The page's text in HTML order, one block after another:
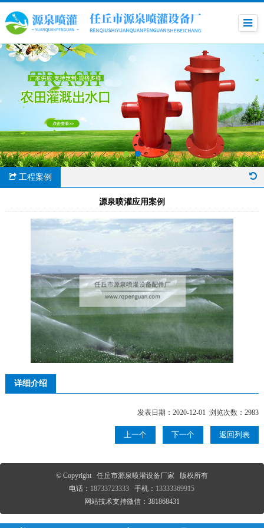
工程案例
源泉喷灌应用案例
详细介绍
发表日期：2020-12-01 浏览次数：2983
上一个 下一个 返回列表
© Copyright 任丘市源泉喷灌设备厂家 版权所有
电话： 18733723333 手机： 13333369915
网站技术支持微信：381868431